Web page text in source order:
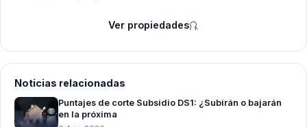
Ver propiedades
Noticias relacionadas
Puntajes de corte Subsidio DS1: ¿Subirán o bajarán
en la próxima